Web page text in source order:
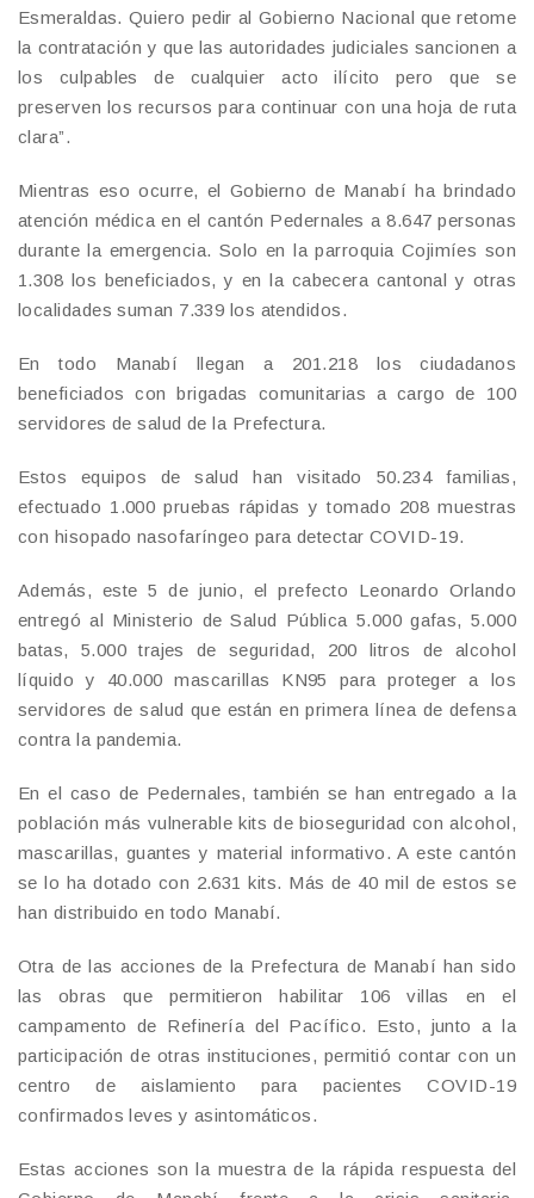
Esmeraldas. Quiero pedir al Gobierno Nacional que retome
la contratación y que las autoridades judiciales sancionen a
los culpables de cualquier acto ilícito pero que se
preserven los recursos para continuar con una hoja de ruta
clara”.
Mientras eso ocurre, el Gobierno de Manabí ha brindado
atención médica en el cantón Pedernales a 8.647 personas
durante la emergencia. Solo en la parroquia Cojimíes son
1.308 los beneficiados, y en la cabecera cantonal y otras
localidades suman 7.339 los atendidos.
En todo Manabí llegan a 201.218 los ciudadanos
beneficiados con brigadas comunitarias a cargo de 100
servidores de salud de la Prefectura.
Estos equipos de salud han visitado 50.234 familias,
efectuado 1.000 pruebas rápidas y tomado 208 muestras
con hisopado nasofaríngeo para detectar COVID-19.
Además, este 5 de junio, el prefecto Leonardo Orlando
entregó al Ministerio de Salud Pública 5.000 gafas, 5.000
batas, 5.000 trajes de seguridad, 200 litros de alcohol
líquido y 40.000 mascarillas KN95 para proteger a los
servidores de salud que están en primera línea de defensa
contra la pandemia.
En el caso de Pedernales, también se han entregado a la
población más vulnerable kits de bioseguridad con alcohol,
mascarillas, guantes y material informativo. A este cantón
se lo ha dotado con 2.631 kits. Más de 40 mil de estos se
han distribuido en todo Manabí.
Otra de las acciones de la Prefectura de Manabí han sido
las obras que permitieron habilitar 106 villas en el
campamento de Refinería del Pacífico. Esto, junto a la
participación de otras instituciones, permitió contar con un
centro de aislamiento para pacientes COVID-19
confirmados leves y asintomáticos.
Estas acciones son la muestra de la rápida respuesta del